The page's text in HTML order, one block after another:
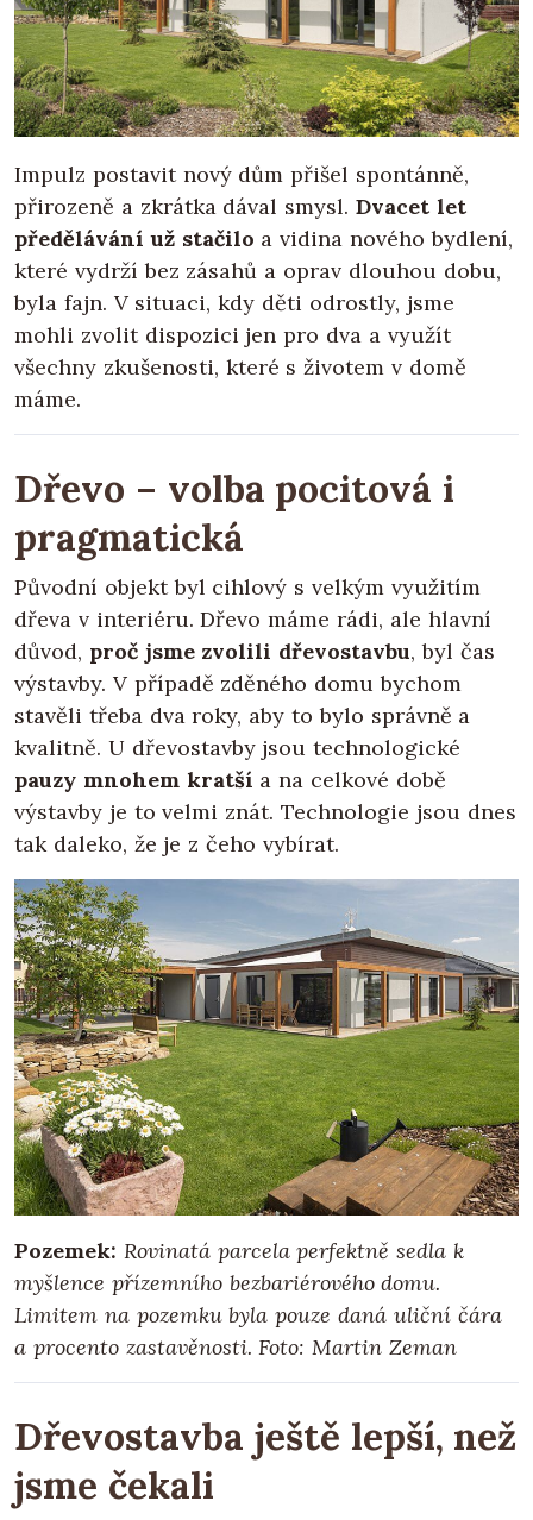
Impulz postavit nový dům přišel spontánně,
přirozeně a zkrátka dával smysl. Dvacet let
předělávání už stačilo a vidina nového bydlení,
které vydrží bez zásahů a oprav dlouhou dobu,
byla fajn. V situaci, kdy děti odrostly, jsme
mohli zvolit dispozici jen pro dva a využít
všechny zkušenosti, které s životem v domě
máme.
Dřevo – volba pocitová i
pragmatická
Původní objekt byl cihlový s velkým využitím
dřeva v interiéru. Dřevo máme rádi, ale hlavní
důvod, proč jsme zvolili dřevostavbu, byl čas
výstavby. V případě zděného domu bychom
stavěli třeba dva roky, aby to bylo správně a
kvalitně. U dřevostavby jsou technologické
pauzy mnohem kratší a na celkové době
výstavby je to velmi znát. Technologie jsou dnes
tak daleko, že je z čeho vybírat.
Pozemek: Rovinatá parcela perfektně sedla k
myšlence přízemního bezbariérového domu.
Limitem na pozemku byla pouze daná uliční čára
a procento zastavěnosti. Foto: Martin Zeman
Dřevostavba ještě lepší, než
jsme čekali